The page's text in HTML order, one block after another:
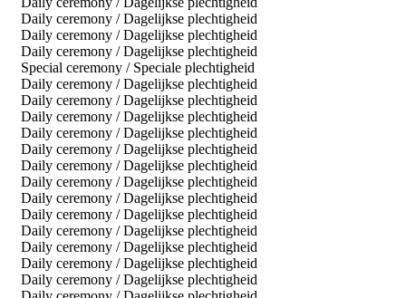
Daily ceremony / Dagelijkse plechtigheid
Daily ceremony / Dagelijkse plechtigheid
Daily ceremony / Dagelijkse plechtigheid
Special ceremony / Speciale plechtigheid
Daily ceremony / Dagelijkse plechtigheid
Daily ceremony / Dagelijkse plechtigheid
Daily ceremony / Dagelijkse plechtigheid
Daily ceremony / Dagelijkse plechtigheid
Daily ceremony / Dagelijkse plechtigheid
Daily ceremony / Dagelijkse plechtigheid
Daily ceremony / Dagelijkse plechtigheid
Daily ceremony / Dagelijkse plechtigheid
Daily ceremony / Dagelijkse plechtigheid
Daily ceremony / Dagelijkse plechtigheid
Daily ceremony / Dagelijkse plechtigheid
Daily ceremony / Dagelijkse plechtigheid
Daily ceremony / Dagelijkse plechtigheid